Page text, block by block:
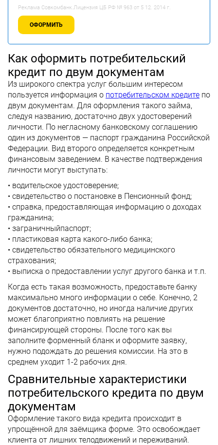
Реклама Совкомбанк.Лицензия ЦБ РФ № 963 от 5 12. 2014 г.
ОФОРМИТЬ
Как оформить потребительский
кредит по двум документам
Из широкого спектра услуг большим интересом
пользуется информация о потребительском кредите по
двум документам. Для оформления такого займа,
следуя названию, достаточно двух удостоверений
личности. По негласному банковскому соглашению
один из документов — паспорт гражданина Российской
Федерации. Вид второго определяется конкретным
финансовым заведением. В качестве подтверждения
личности могут выступать:
• водительское удостоверение;
• свидетельство о постановке в Пенсионный фонд;
• справка, предоставляющая информацию о доходах
гражданина;
• заграничныйпаспорт;
• пластиковая карта какого-либо банка;
• свидетельство обязательного медицинского
страхования;
• выписка о предоставлении услуг другого банка и т.п.
Когда есть такая возможность, предоставьте банку
максимально много информации о себе. Конечно, 2
документов достаточно, но иногда наличие других
может благоприятно повлиять на решение
финансирующей стороны. После того как вы
заполните форменный бланк и оформите заявку,
нужно подождать до решения комиссии. На это в
среднем уходит 1-2 рабочих дня.
Сравнительные характеристики
потребительского кредита по двум
документам
Оформление такого вида кредита происходит в
упрощённой для заёмщика форме. Это освобождает
клиента от лишних телодвижений и переживаний.